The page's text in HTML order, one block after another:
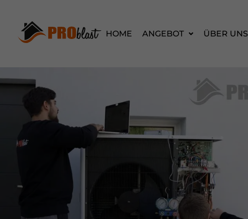
HOME ANGEBOT ÜBER UNS